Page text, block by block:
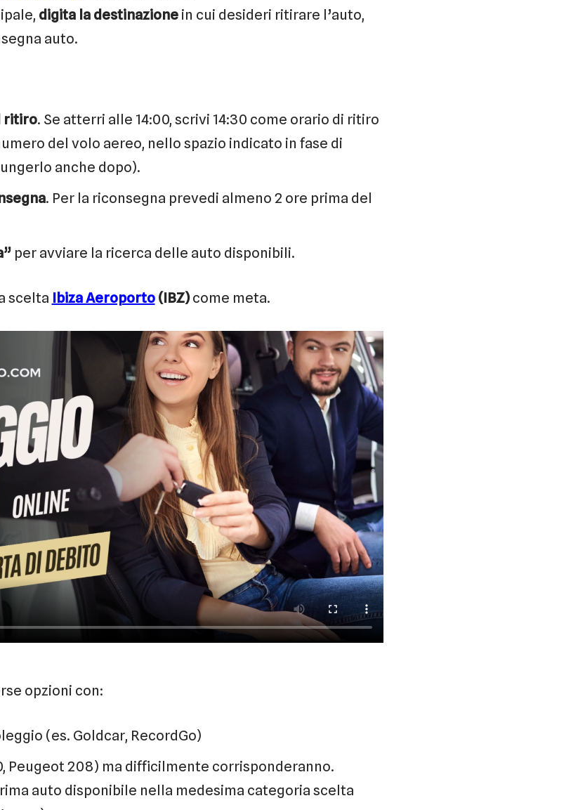
digita la destinazionein cui desideri ritirare l’auto,
auto.
ritiro. Se atterri alle 14:00, scrivi 14:30 come orario di ritiro
del volo aereo, nello spazio indicato in fase di
anche dopo).
. Per la riconsegna prevedi almeno 2 ore prima del
per avviare la ricerca delle auto disponibili.
scelta Ibiza Aeroporto(IBZ)come meta.
opzioni con:
(es. Goldcar, RecordGo)
Peugeot 208) ma difficilmente corrisponderanno.
auto disponibile nella medesima categoria scelta